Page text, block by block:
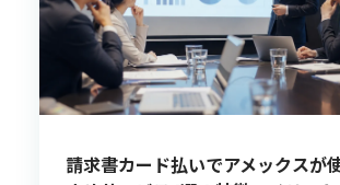
請求書カード払いでアメックスが